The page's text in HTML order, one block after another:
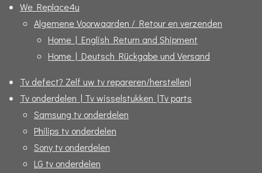
We Replace4u
Algemene Voorwaarden / Retour en verzenden
Home | English Return and Shipment
Home | Deutsch Rückgabe und Versand
Tv defect? Zelf uw tv repareren/herstellen|
Tv onderdelen | Tv wisselstukken |Tv parts
Samsung tv onderdelen
Philips tv onderdelen
Sony tv onderdelen
LG tv onderdelen